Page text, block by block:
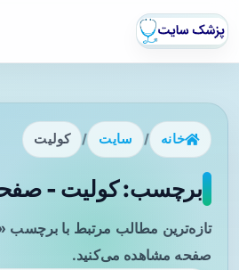
خانه / سایت / کولیت
برچسب: کولیت - صفحه
تازه‌ترین مطالب مرتبط با برچسب
صفحه مشاهده می‌کنید.